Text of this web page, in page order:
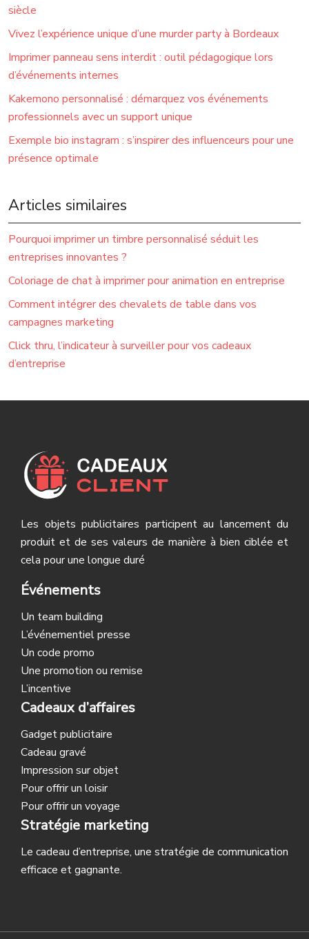
siècle
Vivez l’expérience unique d’une murder party à Bordeaux
Imprimer panneau sens interdit : outil pédagogique lors
d’événements internes
Kakemono personnalisé : démarquez vos événements
professionnels avec un support unique
Exemple bio instagram : s’inspirer des influenceurs pour une
présence optimale
Articles similaires
Pourquoi imprimer un timbre personnalisé séduit les
entreprises innovantes ?
Coloriage de chat à imprimer pour animation en entreprise
Comment intégrer des chevalets de table dans vos
campagnes marketing
Click thru, l’indicateur à surveiller pour vos cadeaux
d’entreprise
Les objets publicitaires participent au lancement du
produit et de ses valeurs de manière à bien ciblée et
cela pour une longue duré
Événements
Un team building
L’événementiel presse
Un code promo
Une promotion ou remise
L’incentive
Cadeaux d’affaires
Gadget publicitaire
Cadeau gravé
Impression sur objet
Pour offrir un loisir
Pour offrir un voyage
Stratégie marketing
Le cadeau d’entreprise, une stratégie de communication
efficace et gagnante.